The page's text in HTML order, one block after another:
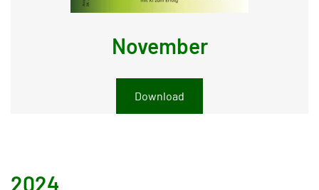
November
Download
2024